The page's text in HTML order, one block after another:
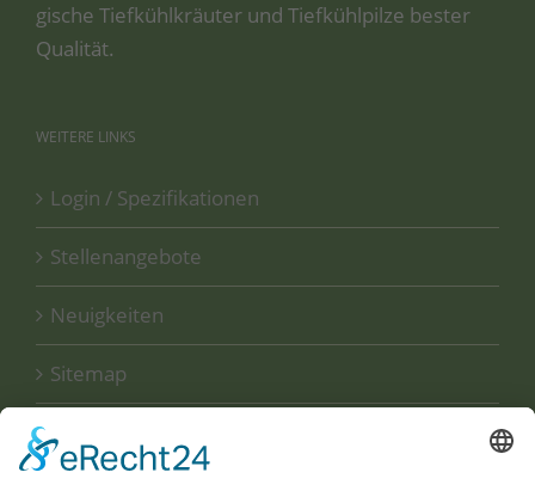
gi­sche Tief­kühl­kräu­ter und Tief­kühl­pil­ze bes­ter
Qualität.
WEITERE LINKS
Login / Spezifikationen
Stellenangebote
Neuigkeiten
Sitemap
Disclaimer